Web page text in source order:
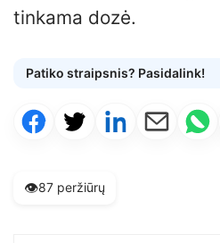
tinkama dozė.
Patiko straipsnis? Pasidalink!
👁️87 peržiūrų